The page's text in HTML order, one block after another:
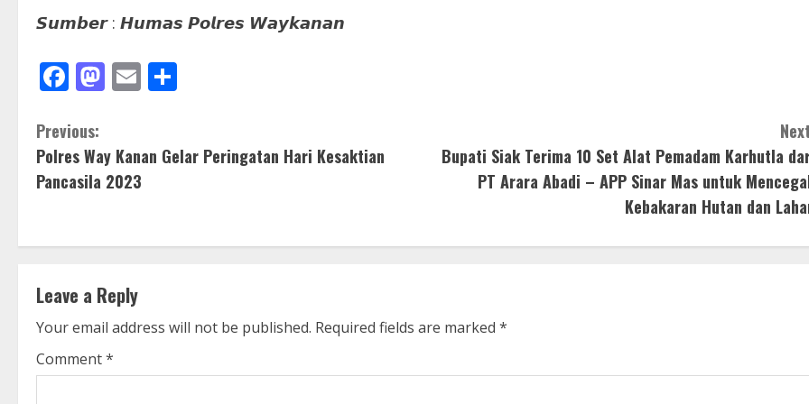
𝙎𝙪𝙢𝙗𝙚𝙧 : 𝙃𝙪𝙢𝙖𝙨 𝙋𝙤𝙡𝙧𝙚𝙨 𝙒𝙖𝙮𝙠𝙖𝙣𝙖𝙣
Facebook
Mastodon
Email
C
o
t
i
n
u
Previous:
Polres Way Kanan Gelar Peringatan Hari Kesaktian
Pancasila 2023
Bupati Siak Terima 10 Set Alat Pemadam Karhutla
PT Arara Abadi – APP Sinar Mas untuk
Kebakaran Hutan dan
Leave a Reply
Your email address will not be published. Required fields are marked *
Comment*